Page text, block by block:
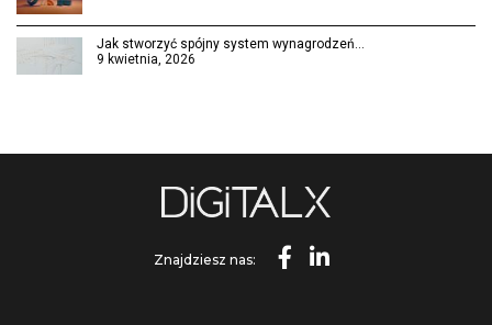
Jak stworzyć spójny system wynagrodzeń…
9 kwietnia, 2026
Znajdziesz nas: